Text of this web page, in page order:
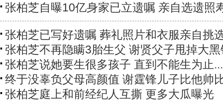
张柏芝自曝10亿身家已立遗嘱 亲自选遗照
张柏芝已写好遗嘱 葬礼照片和衣服亲自挑
张柏芝不再隐瞒3胎生父 谢贤父子甩掉大黑
张柏芝说她要生很多孩子 直到不能生为止
终于没辜负父母高颜值 谢霆锋儿子比他帅
张柏芝庭上和前经纪人互撕 更多大瓜曝光